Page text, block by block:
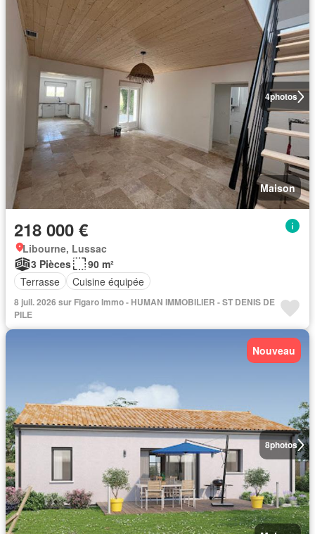
4photos
Maison
218 000 €
Libourne, Lussac
3 Pièces
90 m²
Terrasse
Cuisine équipée
8 juil. 2026 sur Figaro Immo - HUMAN IMMOBILIER - ST DENIS DE
PILE
8photos
Nouveau